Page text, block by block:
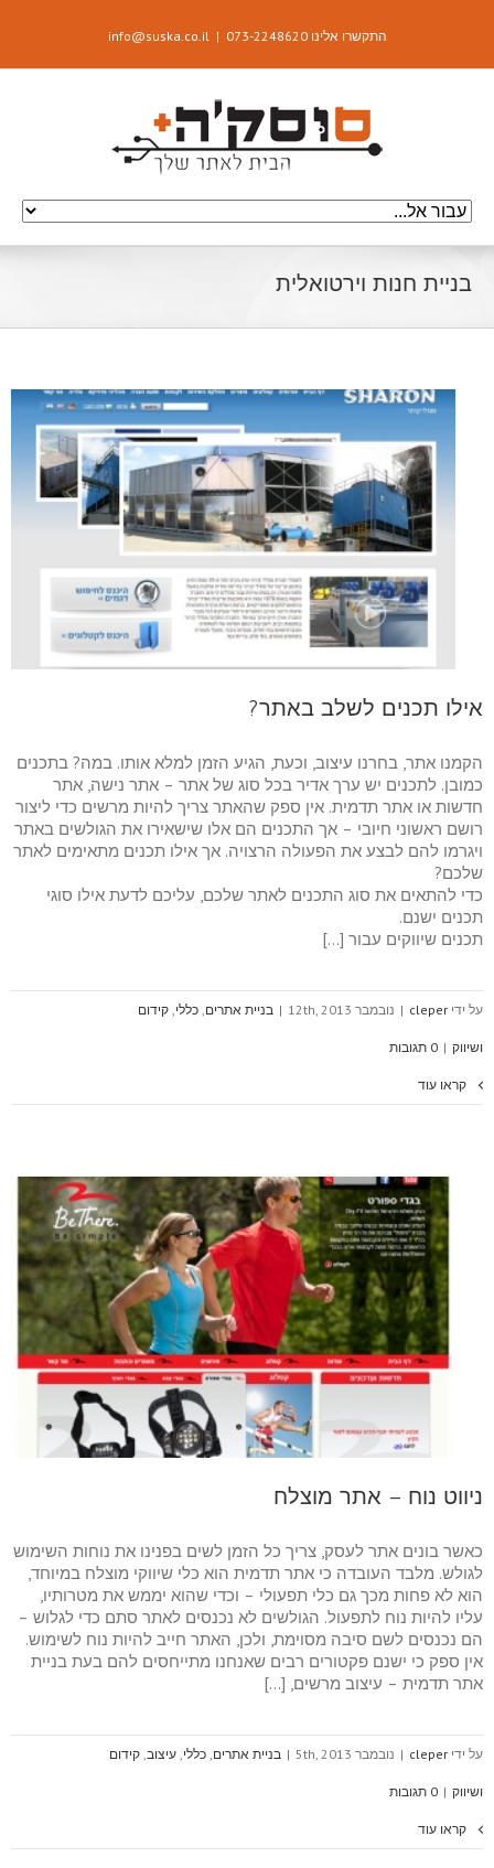
התקשרו אלינו 073-2248620 |
info@suska.co.il
בניית חנות וירטואלית
אילו תכנים לשלב באתר?
הקמנו אתר, בחרנו עיצוב, וכעת, הגיע הזמן למלא אותו. במה? בתכנים
כמובן. לתכנים יש ערך אדיר בכל סוג של אתר – אתר נישה, אתר
חדשות או אתר תדמית. אין ספק שהאתר צריך להיות מרשים כדי ליצור
רושם ראשוני חיובי – אך התכנים הם אלו שישאירו את הגולשים באתר
ויגרמו להם לבצע את הפעולה הרצויה. אך אילו תכנים מתאימים לאתר
שלכם?
כדי להתאים את סוג התכנים לאתר שלכם, עליכם לדעת אילו סוגי
תכנים ישנם.
תכנים שיווקים עבור […]
על ידי cleper
| נובמבר 12th, 2013 | בניית אתרים, כללי, קידום
ושיווק | 0 תגובות
קראו עוד
ניווט נוח – אתר מוצלח
כאשר בונים אתר לעסק, צריך כל הזמן לשים בפנינו את נוחות השימוש
לגולש. מלבד העובדה כי אתר תדמית הוא כלי שיווקי מוצלח במיוחד,
הוא לא פחות מכך גם כלי תפעולי – וכדי שהוא יממש את מטרותיו,
עליו להיות נוח לתפעול. הגולשים לא נכנסים לאתר סתם כדי לגלוש –
הם נכנסים לשם סיבה מסוימת, ולכן, האתר חייב להיות נוח לשימוש.
אין ספק כי ישנם פקטורים רבים שאנחנו מתייחסים להם בעת בניית
אתר תדמית – עיצוב מרשים, […]
על ידי cleper
| נובמבר 5th, 2013 | בניית אתרים כללי עיצוב, קידום
ושיווק | 0 תגובות
קראו עוד